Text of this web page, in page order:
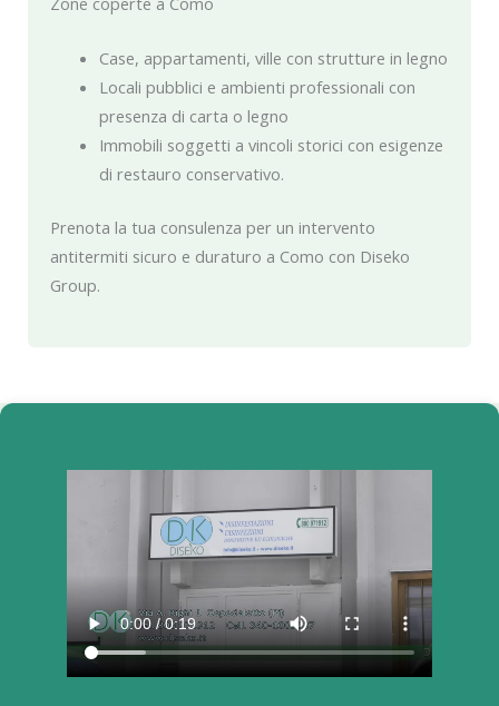
Case, appartamenti, ville con strutture in legno
Locali pubblici e ambienti professionali con
presenza di carta o legno
Immobili soggetti a vincoli storici con esigenze
di restauro conservativo.
Prenota la tua consulenza per un intervento
antitermiti sicuro e duraturo a Como con Diseko
Group.